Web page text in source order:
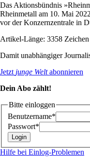
Das Aktionsbündnis
Rheinmetall am 10. Mai
vor der Konzernzentrale in
Artikel-Länge: 3358 Zeichen
Damit unabhängiger
Jetzt junge Weltabonnieren
Dein Abo zählt!
Bitte einloggen
Benutzername*
Passwort*
Hilfe bei Einlog-Problemen